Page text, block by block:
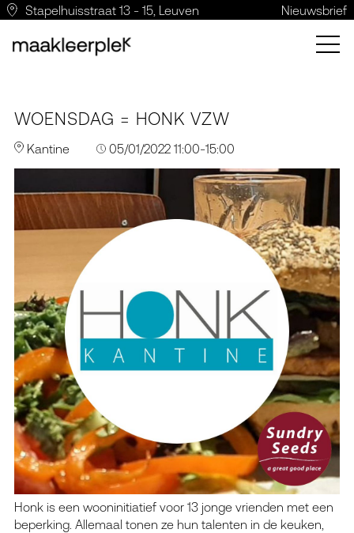
Stapelhuisstraat 13 - 15, Leuven Nieuwsbrief
WOENSDAG = HONK VZW
Kantine 05/01/2022 11:00-15:00
Honk is een wooninitiatief voor 13 jonge vrienden met een
beperking. Allemaal tonen ze hun talenten in de keuken,